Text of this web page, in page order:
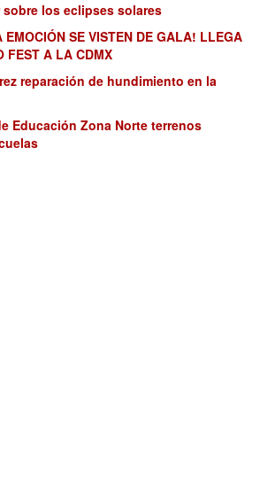
los eclipses solares
EMOCIÓN SE VISTEN DE GALA! LLEGA
FEST A LA CDMX
reparación de hundimiento en la
Educación Zona Norte terrenos